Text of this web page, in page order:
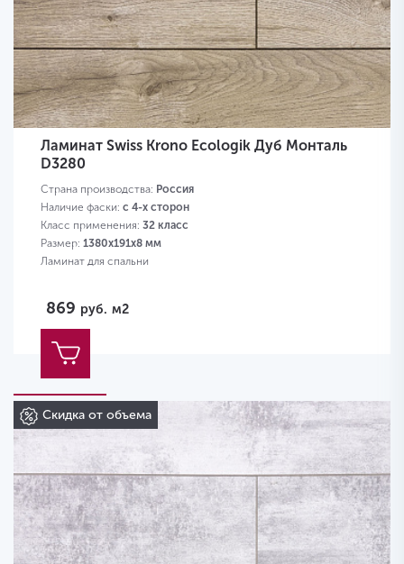
Ламинат Swiss Krono Ecologik Дуб Монталь
D3280
Страна производства: Россия
Наличие фаски: с 4-х сторон
Класс применения: 32 класс
Размер: 1380х191х8 мм
Ламинат для спальни
869 руб. м2
Скидка от объема